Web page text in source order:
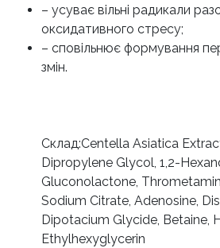
– усуває вільні радикали
оксидативного стресу;
– сповільнює формування
Склад:Centella Asiatica
Dipropylene Glycol, 1,2-
Gluconolactone,
Sodium Citrate, Adenosine,
Dipotacium Glycide, Betaine,
Ethylhexyglycerin